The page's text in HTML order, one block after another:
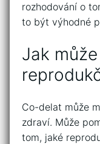
rozhodování o
to být výhodné
Jak
Co-delat může
zdraví. Může
tom, jaké